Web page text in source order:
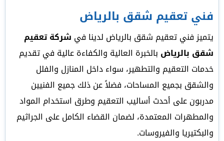
فني تعقيم شقق بالرياض
يتميز فني تعقيم شقق بالرياض لدينا في شركة تعقيم
شقق بالرياض بالخبرة العالية والكفاءة عالية في تقديم
خدمات التعقيم والتطهير، سواء داخل المنازل والفلل
والشقق بجميع المساحات، فضلاً عن ذلك جميع الفنيين
مدربون على أحدث أساليب التعقيم وطرق استخدام المواد
والمطهرات المعتمدة، لضمان القضاء الكامل على الجراثيم
والبكتيريا والفيروسات.